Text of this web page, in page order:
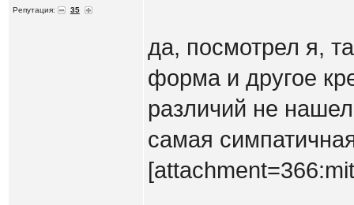
Репутация: 35
да, посмотрел я,
форма и другое
различий не
самая